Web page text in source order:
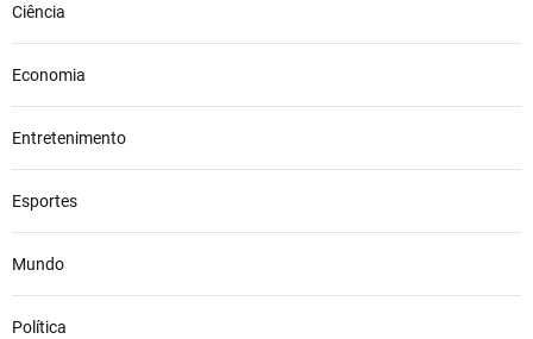
Ciência
Economia
Entretenimento
Esportes
Mundo
Política